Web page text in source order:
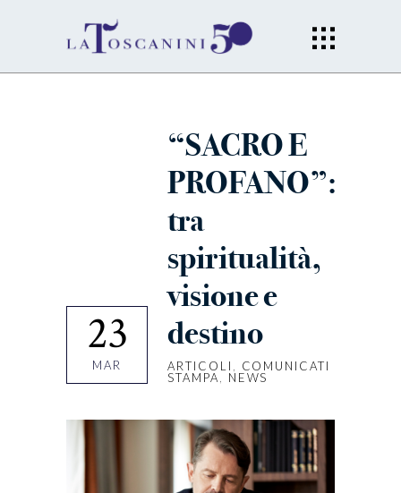
23
MAR
“SACRO E
PROFANO”:
tra
spiritualità,
visione e
destino
ARTICOLI
COMUNICATI
STAMPA
NEWS